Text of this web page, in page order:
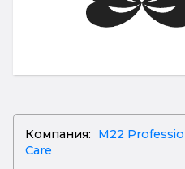
Компания:
M22
Care